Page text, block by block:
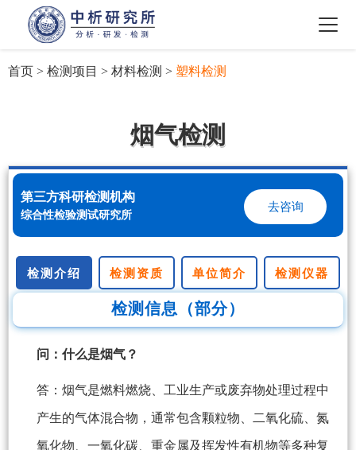
首页 > 检测项目 > 材料检测 > 塑料检测
烟气检测
第三方科研检测机构
综合性检验测试研究所
去咨询
检测介绍 检测资质 单位简介 检测仪器
检测信息（部分）
问：什么是烟气？
答：烟气是燃料燃烧、工业生产或废弃物处理过程中
产生的气体混合物，通常包含颗粒物、二氧化硫、氮
氧化物、一氧化碳、重金属及挥发性有机物等多种复